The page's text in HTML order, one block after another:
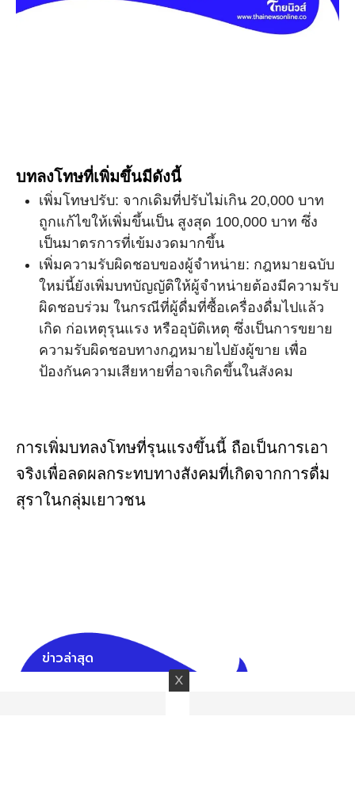
บทลงโทษที่เพิ่มขึ้นมีดังนี้
เพิ่มโทษปรับ: จากเดิมที่ปรับไม่เกิน 20,000 บาท
ถูกแก้ไขให้เพิ่มขึ้นเป็น สูงสุด 100,000 บาท ซึ่ง
เป็นมาตรการที่เข้มงวดมากขึ้น
เพิ่มความรับผิดชอบของผู้จำหน่าย: กฎหมายฉบับ
ใหม่นี้ยังเพิ่มบทบัญญัติให้ผู้จำหน่ายต้องมีความรับ
ผิดชอบร่วม ในกรณีที่ผู้ดื่มที่ซื้อเครื่องดื่มไปแล้ว
เกิด ก่อเหตุรุนแรง หรืออุบัติเหตุ ซึ่งเป็นการขยาย
ความรับผิดชอบทางกฎหมายไปยังผู้ขาย เพื่อ
ป้องกันความเสียหายที่อาจเกิดขึ้นในสังคม
การเพิ่มบทลงโทษที่รุนแรงขึ้นนี้ ถือเป็นการเอา
จริงเพื่อลดผลกระทบทางสังคมที่เกิดจากการดื่ม
สุราในกลุ่มเยาวชน
ข่าวล่าสุด